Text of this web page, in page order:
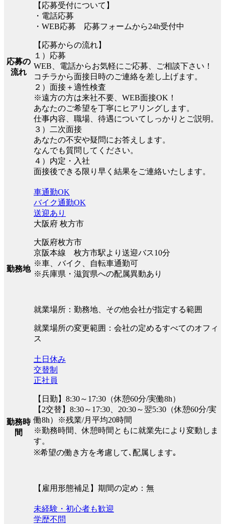
応募の
流れ
【応募受付について】
・電話応募
・WEB応募 応募フォームから24h受付中
【応募からの流れ】
１）応募
WEB、電話からお気軽にご応募、ご相談下さい！
コチラから面接日時のご連絡を差し上げます。
２）面接＋適性検査
※遠方の方は来社不要、WEB面接OK！
あなたのご希望を丁寧にヒアリングします。
仕事内容、職場、待遇についてしっかりとご説明。
３）二次面接
あなたの不安や疑問にお答えします。
なんでも質問してください。
４）内定・入社
面接後できる限り早く結果をご連絡いたします。
勤務地
車通勤OK
バイク通勤OK
送迎あり
大阪府 枚方市
大阪府枚方市
京阪本線 枚方市駅より送迎バス10分
※車、バイク、自転車通勤可
※兵庫県・滋賀県への配属異動あり
就業場所：勤務地、その他会社が指定する範囲
就業場所の変更範囲：会社の定めるすべてのオフィ
ス
勤務時
間
土日休み
交替制
正社員
【日勤】8:30～17:30（休憩60分/実働8h）
【2交替】8:30～17:30、20:30～翌5:30（休憩60分/実
働8h）※残業/月平均20時間
※勤務時間、休憩時間ともに就業先により変動しま
す。
※希望の働き方を考慮して､配属します｡
【雇用形態補足】期間の定め：無
未経験・初心者も歓迎
学歴不問